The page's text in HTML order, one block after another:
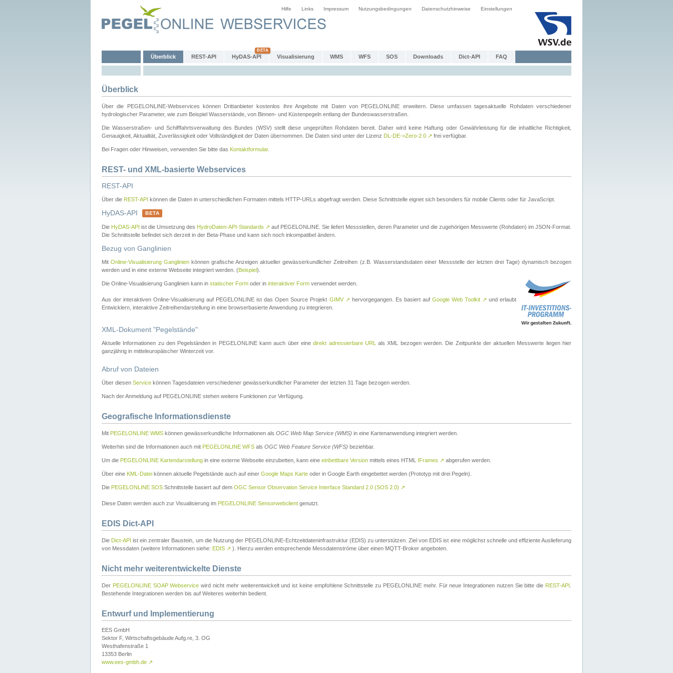
Hilfe Links Impressum Nutzungsbedingungen Datenschutzhinweise Einstellungen
Überblick REST-API HyDAS-API Visualisierung WMS WFS SOS Downloads Dict-API FAQ
Überblick
Über die PEGELONLINE-Webservices können Drittanbieter kostenlos ihre Angebote mit Daten von PEGELONLINE erweitern. Diese umfassen tagesaktuelle Rohdaten verschiedener
hydrologischer Parameter, wie zum Beispiel Wasserstände, von Binnen- und Küstenpegeln entlang der Bundeswasserstraßen.
Die Wasserstraßen- und Schifffahrtsverwaltung des Bundes (WSV) stellt diese ungeprüften Rohdaten bereit. Daher wird keine Haftung oder Gewährleistung für die inhaltliche Richtigkeit,
Genauigkeit, Aktualität, Zuverlässigkeit oder Vollständigkeit der Daten übernommen. Die Daten sind unter der Lizenz DL-DE->Zero-2.0 ↗ frei verfügbar.
Bei Fragen oder Hinweisen, verwenden Sie bitte das Kontaktformular.
REST- und XML-basierte Webservices
REST-API
Über die REST-API können die Daten in unterschiedlichen Formaten mittels HTTP-URLs abgefragt werden. Diese Schnittstelle eignet sich besonders für mobile Clients oder für JavaScript.
HyDAS-API BETA
Die HyDAS-API ist die Umsetzung des HydroDaten-API-Standards ↗ auf PEGELONLINE. Sie liefert Messstellen, deren Parameter und die zugehörigen Messwerte (Rohdaten) im JSON-Format.
Die Schnittstelle befindet sich derzeit in der Beta-Phase und kann sich noch inkompatibel ändern.
Bezug von Ganglinien
MitOnline-Visualisierung Ganglinien können grafische Anzeigen aktueller gewässerkundlicher Zeitreihen (z.B. Wasserstandsdaten einer Messstelle der letzten drei Tage) dynamisch bezogen
werden und in eine externe Webseite integriert werden. (Beispiel).
Die Online-Visualisierung Ganglinien kann in statischer Form oder in interaktiver Form verwendet werden.
Aus der interaktiven Online-Visualisierung auf PEGELONLINE ist das Open Source Projekt GIMV ↗ hervorgegangen. Es basiert auf Google Web Toolkit ↗ und erlaubt
Entwicklern, interaktive Zeitreihendarstellung in eine browserbasierte Anwendung zu integrieren.
XML-Dokument "Pegelstände"
Aktuelle Informationen zu den Pegelständen in PEGELONLINE kann auch über einedirekt adressierbare URL
als XML bezogen werden. Die Zeitpunkte der aktuellen Messwerte liegen hier
ganzjährig in mitteleuropäischer Winterzeit vor.
Abruf von Dateien
Über diesen Service können Tagesdateien verschiedener gewässerkundlicher Parameter der letzten 31 Tage bezogen werden.
Nach der Anmeldung auf PEGELONLINE stehen weitere Funktionen zur Verfügung.
Geografische Informationsdienste
Mit PEGELONLINE WMS können gewässerkundliche Informationen als OGC Web Map Service (WMS) in eine Kartenanwendung integriert werden.
Weiterhin sind die Informationen auch mit PEGELONLINE WFS als OGC Web Feature Service (WFS) beziehbar.
Um die PEGELONLINE Kartendarstellung in eine externe Webseite einzubetten, kann eine einbettbare Version mittels eines HTML IFrames ↗ abgerufen werden.
Über eine KML-Datei können aktuelle Pegelstände auch auf einer Google Maps Karte oder in Google Earth eingebettet werden (Prototyp mit drei Pegeln).
Die PEGELONLINE SOS Schnittstelle basiert auf dem OGC Sensor Observation Service Interface Standard 2.0 (SOS 2.0) ↗
Diese Daten werden auch zur Visualisierung im PEGELONLINE Sensorwebclient genutzt.
EDIS Dict-API
Die Dict-API ist ein zentraler Baustein, um die Nutzung der PEGELONLINE-Echtzeitdateninfrastruktur (EDIS) zu unterstützen. Ziel von EDIS ist eine möglichst schnelle und effiziente Auslieferung
von Messdaten (weitere Informationen siehe: EDIS ↗ ). Hierzu werden entsprechende Messdatenströme über einen MQTT-Broker angeboten.
Nicht mehr weiterentwickelte Dienste
Der PEGELONLINE SOAP Webservice wird nicht mehr weiterentwickelt und ist keine empfohlene Schnittstelle zu PEGELONLINE mehr. Für neue Integrationen nutzen Sie bitte die REST-API
Bestehende Integrationen werden bis auf Weiteres weiterhin bedient.
Entwurf und Implementierung
EES GmbH
Sektor F, Wirtschaftsgebäude Aufg.re, 3. OG
Westhafenstraße 1
13353 Berlin
www.ees-gmbh.de ↗